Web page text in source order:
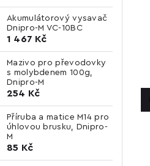
Akumulátorový vysavač
Dnipro-M VC-10BC
1 467 Kč
Mazivo pro převodovky
s molybdenem 100g,
Dnipro-M
254 Kč
Příruba a matice M14 pro
úhlovou brusku, Dnipro-
M
85 Kč